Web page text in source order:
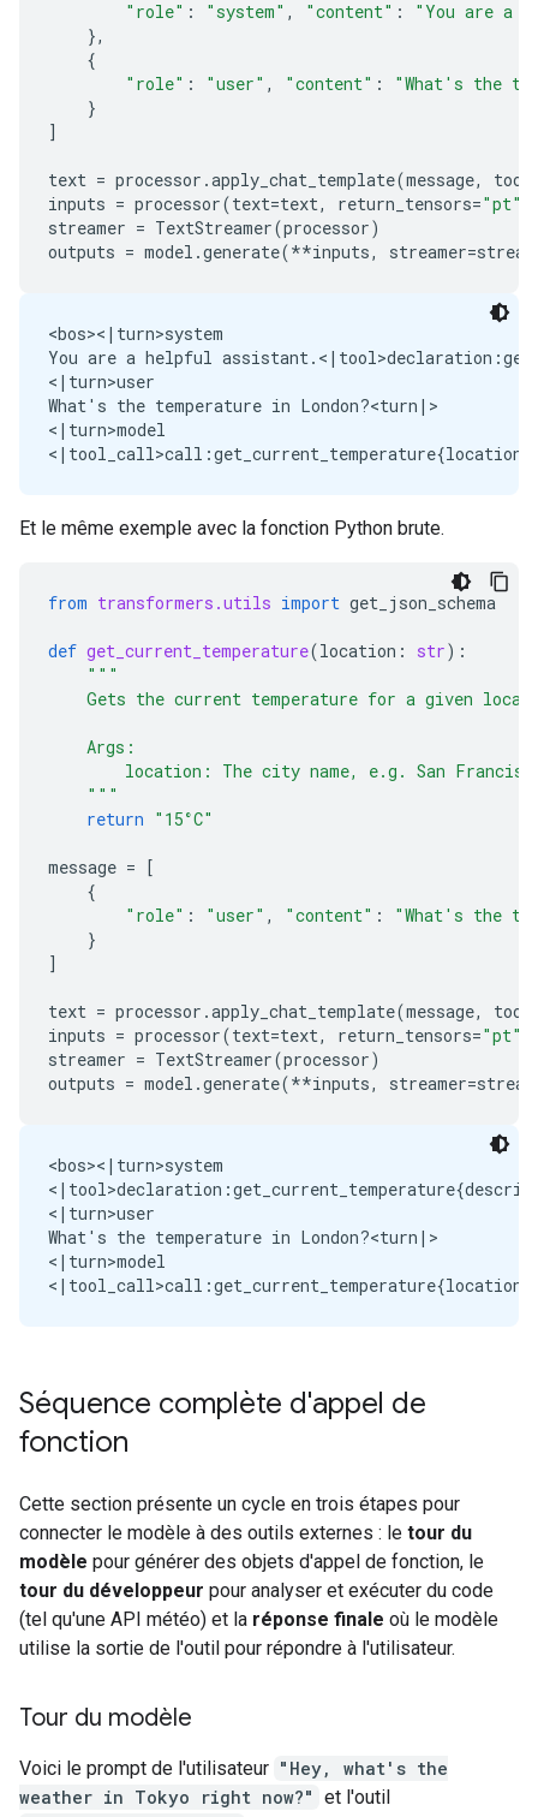
"role" : "system" , "content" :
"You are a
},
{
"role" : "user" , "content" :
"What's the
}
]
text = processor .apply_chat_template(message,
inputs = processor(text=text, return_tensors="pt"
streamer = TextStreamer(processor)
outputs = model .generate(**inputs, streamer=
<bos><|turn>system
You are a helpful
<|turn>user
What's the temperature in London?<turn|>
<|turn>model
Et le même exemple avec la fonction Python brute.
from transformers.utils import get_json_schema
def get_current_temperature(location : str):
"""
Gets the current temperature for a given
    Args:
location: The city name, e.g. San
    """
return "15°C"
message = [
{
"role" : "user" , "content" :
"What's the
}
]
text = processor .apply_chat_template(message,
inputs = processor(text=text, return_tensors="pt"
streamer = TextStreamer(processor)
outputs = model .generate(**inputs, streamer=
<bos><|turn>system
<|turn>user
What's the temperature in London?<turn|>
<|turn>model
Séquence complète d'appel de
fonction
Cette section présente un cycle en trois étapes pour
connecter le modèle à des outils externes : le tour du
modèle pour générer des objets d'appel de fonction, le
tour du développeur pour analyser et exécuter du code
(tel qu'une API météo) et la réponse finale où le modèle
utilise la sortie de l'outil pour répondre à l'utilisateur.
Tour du modèle
Voici le prompt de l'utilisateur "Hey, what's the
weather in Tokyo right now?" et l'outil